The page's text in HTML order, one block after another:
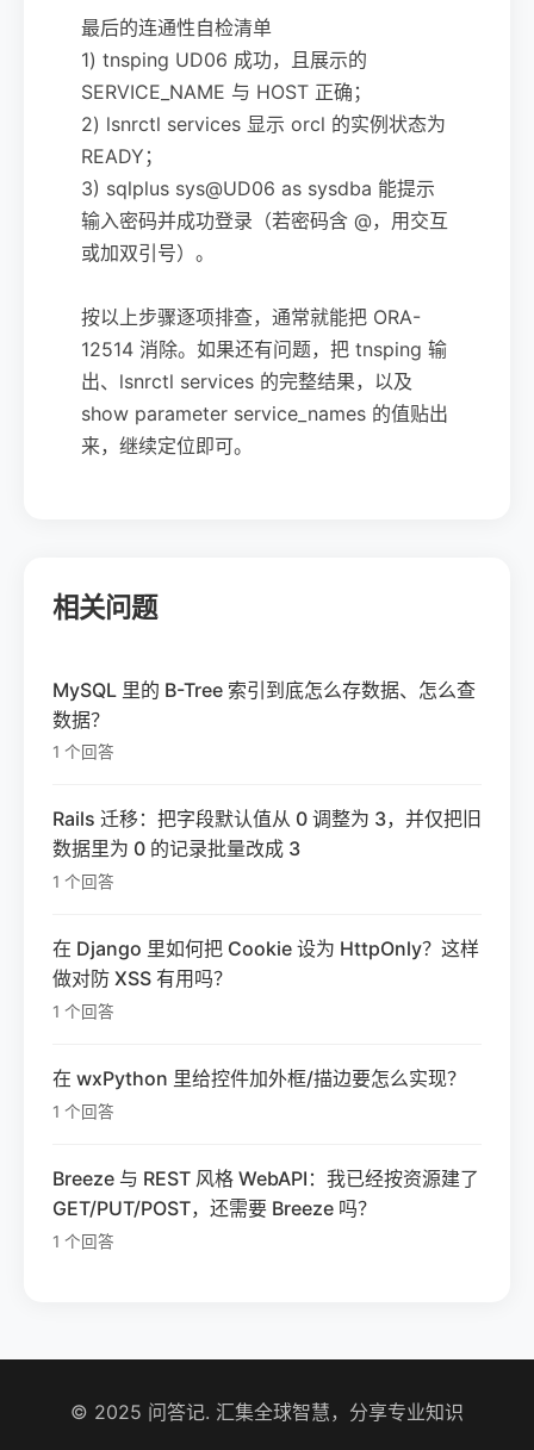
最后的连通性自检清单
1) tnsping UD06 成功，且展示的
SERVICE_NAME 与 HOST 正确；
2) lsnrctl services 显示 orcl 的实例状态为
READY；
3) sqlplus sys@UD06 as sysdba 能提示
输入密码并成功登录（若密码含 @，用交互
或加双引号）。
按以上步骤逐项排查，通常就能把 ORA-
12514 消除。如果还有问题，把 tnsping 输
出、lsnrctl services 的完整结果，以及
show parameter service_names 的值贴出
来，继续定位即可。
相关问题
MySQL 里的 B-Tree 索引到底怎么存数据、怎么查
数据？
1 个回答
Rails 迁移：把字段默认值从 0 调整为 3，并仅把旧
数据里为 0 的记录批量改成 3
1 个回答
在 Django 里如何把 Cookie 设为 HttpOnly？这样
做对防 XSS 有用吗？
1 个回答
在 wxPython 里给控件加外框/描边要怎么实现？
1 个回答
Breeze 与 REST 风格 WebAPI：我已经按资源建了
GET/PUT/POST，还需要 Breeze 吗？
1 个回答
© 2025 问答记. 汇集全球智慧，分享专业知识